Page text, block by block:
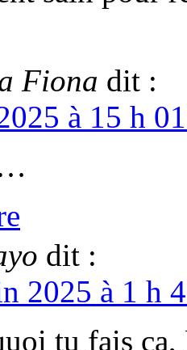
Fiona dit :
à 15 h
dit :
2025 à 1 h
tu fais ça,